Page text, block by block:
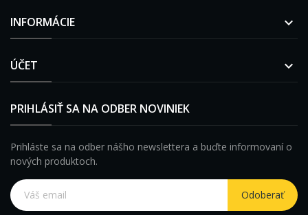
INFORMÁCIE 
ÚČET 
PRIHLÁSIŤ SA NA ODBER NOVINIEK
Prihláste sa na odber nášho newslettera a buďte informovaní o
nových produktoch.
Odoberať